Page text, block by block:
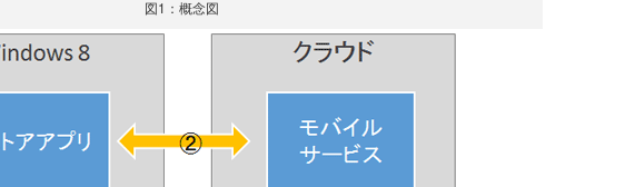
図1：概念図